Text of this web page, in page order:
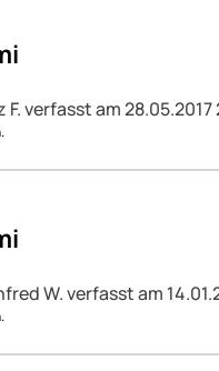
F.verfasst am 28.05.2017
W.verfasst am